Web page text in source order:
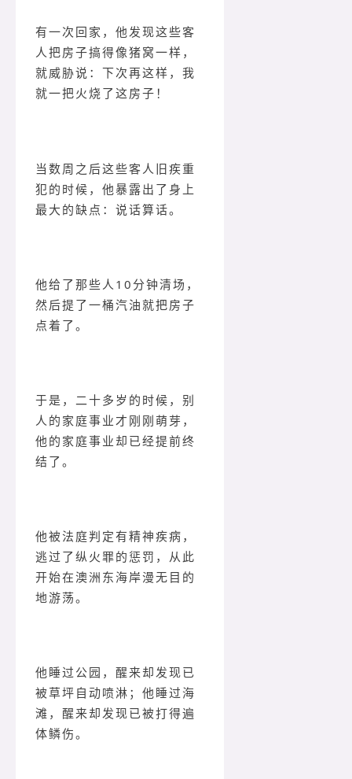
有一次回家，他发现这些客
人把房子搞得像猪窝一样，
就威胁说：下次再这样，我
就一把火烧了这房子！
当数周之后这些客人旧疾重
犯的时候，他暴露出了身上
最大的缺点：说话算话。
他给了那些人10分钟清场，
然后提了一桶汽油就把房子
点着了。
于是，二十多岁的时候，别
人的家庭事业才刚刚萌芽，
他的家庭事业却已经提前终
结了。
他被法庭判定有精神疾病，
逃过了纵火罪的惩罚，从此
开始在澳洲东海岸漫无目的
地游荡。
他睡过公园，醒来却发现已
被草坪自动喷淋；他睡过海
滩，醒来却发现已被打得遍
体鳞伤。